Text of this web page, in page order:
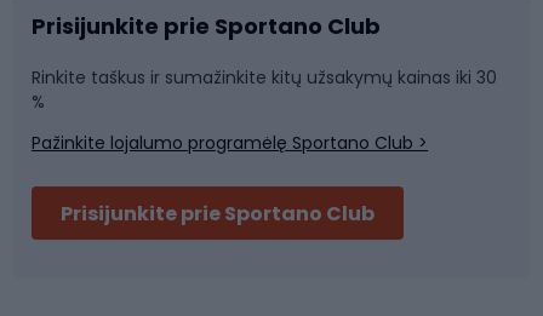
Sportinė medicina
Komandinis sportas
Prisijunkite prie Sportano Club
Rinkite taškus ir sumažinkite kitų užsakymų kainas iki 30
%
Pažinkite lojalumo programėlę Sportano Club >
Prisijunkite prie Sportano Club